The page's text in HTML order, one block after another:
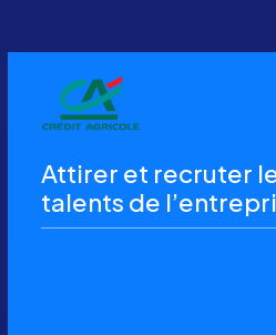
Attirer et recruter
talents de